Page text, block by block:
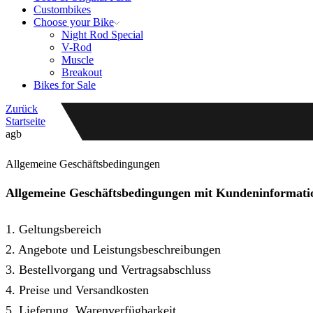
Custombikes
Choose your Bike
Night Rod Special
V-Rod
Muscle
Breakout
Bikes for Sale
Zurück
Startseite
agb
Allgemeine Geschäftsbedingungen
Allgemeine Geschäftsbedingungen mit
1. Geltungsbereich
2. Angebote und Leistungsbeschreibungen
3. Bestellvorgang und Vertragsabschluss
4. Preise und Versandkosten
5. Lieferung, Warenverfügbarkeit